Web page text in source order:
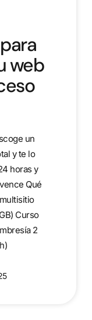
web
un
y te lo
horas y
Qué
Curso
2